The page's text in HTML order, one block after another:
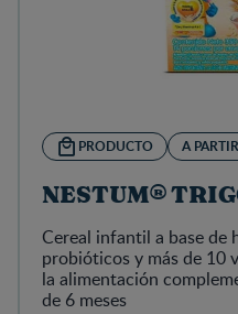
PRODUCTO A
NESTUM®
Cereal infantil a base de
probióticos y más de 10
la alimentación
de 6 meses